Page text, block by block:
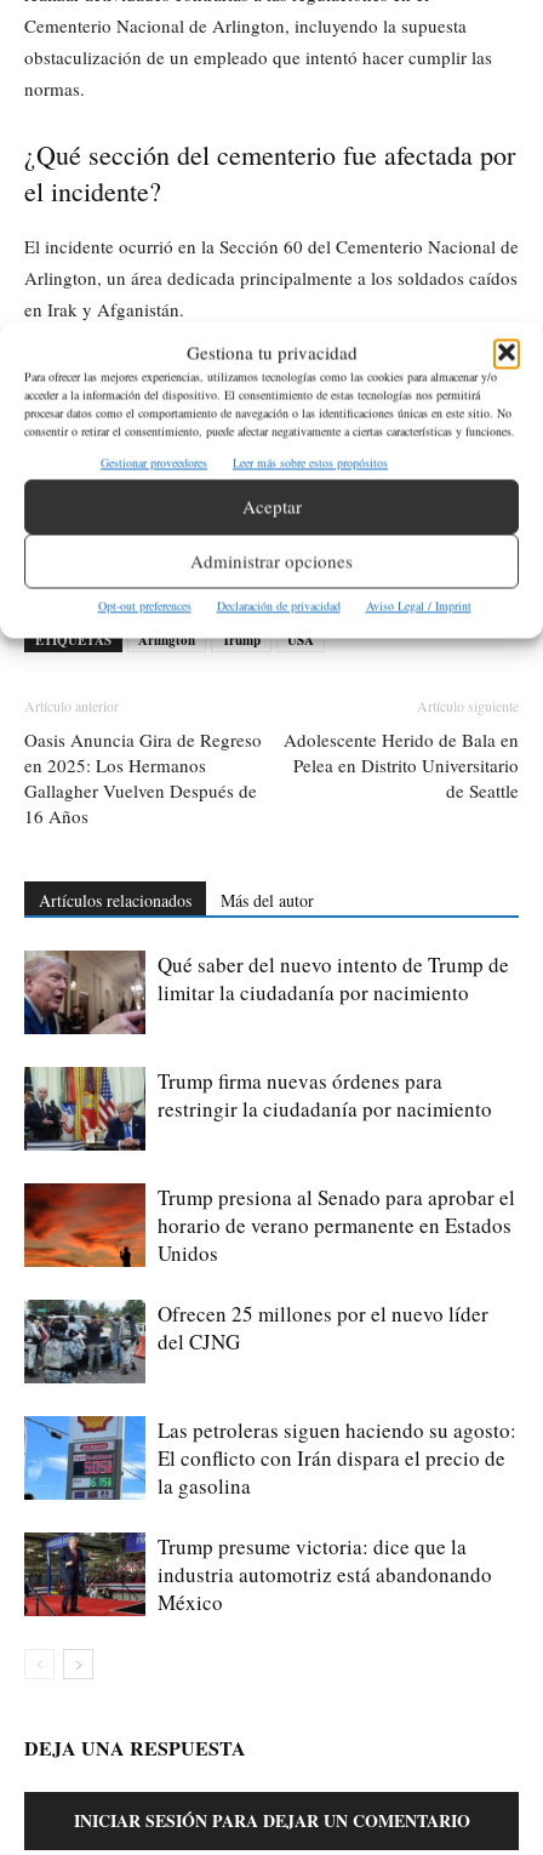
Gestiona tu privacidad
Para ofrecer las mejores experiencias, utilizamos tecnologías como las cookies para almacenar y/o
acceder a la información del dispositivo. El consentimiento de estas tecnologías nos permitirá
procesar datos como el comportamiento de navegación o las identificaciones únicas en este sitio. No
consentir o retirar el consentimiento, puede afectar negativamente a ciertas características y funciones.
Gestionar proveedores
Leer más sobre estos propósitos
Aceptar
Administrar opciones
Opt-out preferences Declaración de privacidad Aviso Legal / Imprint
Cementerio Nacional de Arlington, incluyendo la supuesta
obstaculización de un empleado que intentó hacer cumplir las
normas.
¿Qué sección del cementerio fue afectada por
el incidente?
El incidente ocurrió en la Sección 60 del Cementerio Nacional de
Arlington, un área dedicada principalmente a los soldados caídos
en Irak y Afganistán.
¿Cuál fue la reacción de los grupos de
veteranos ante este incidente?
Algunos grupos de veteranos criticaron las acciones de la
campaña de Trump, enfatizando que el Cementerio de Arlington
es un santuario nacional que debe mantenerse al margen de la
ETIQUETAS Arlington Trump USA
Artículo anterior
Oasis Anuncia Gira de Regreso
en 2025: Los Hermanos
Gallagher Vuelven Después de
16 Años
Artículo siguiente
Adolescente Herido de Bala en
Pelea en Distrito Universitario
de Seattle
Artículos relacionados Más del autor
Qué saber del nuevo intento de Trump de
limitar la ciudadanía por nacimiento
Trump firma nuevas órdenes para
restringir la ciudadanía por nacimiento
Trump presiona al Senado para aprobar el
horario de verano permanente en Estados
Unidos
Ofrecen 25 millones por el nuevo líder
del CJNG
Las petroleras siguen haciendo su agosto:
El conflicto con Irán dispara el precio de
la gasolina
Trump presume victoria: dice que la
industria automotriz está abandonando
México
DEJA UNA RESPUESTA
INICIAR SESIÓN PARA DEJAR UN COMENTARIO